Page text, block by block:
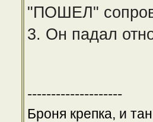
"ПОШЕЛ"
3. Он падал
--------------------
Броня крепка, и